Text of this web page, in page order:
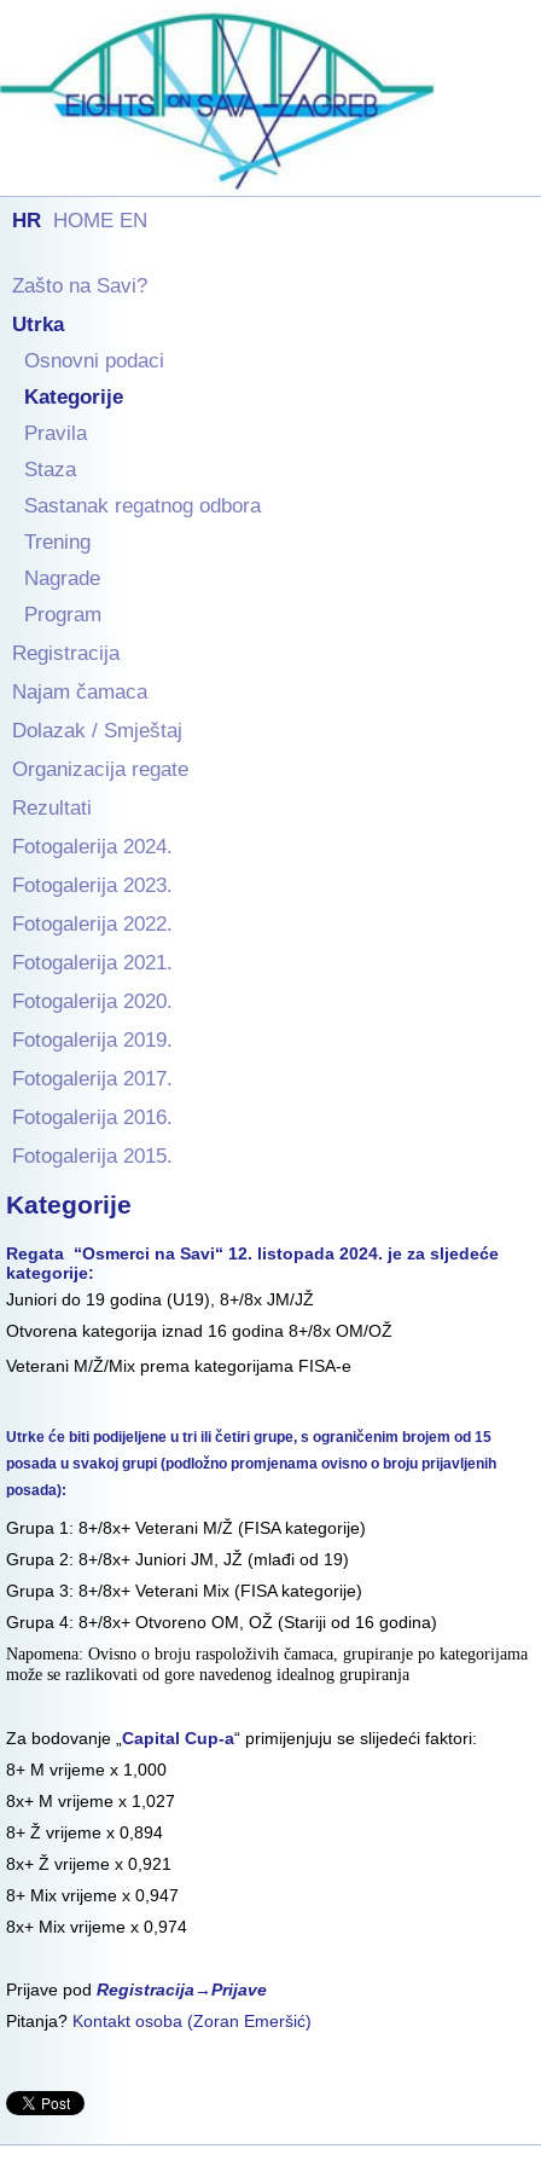
HR HOME EN
Zašto na Savi?
Utrka
Osnovni podaci
Kategorije
Pravila
Staza
Sastanak regatnog odbora
Trening
Nagrade
Program
Registracija
Najam čamaca
Dolazak / Smještaj
Organizacija regate
Rezultati
Fotogalerija 2024.
Fotogalerija 2023.
Fotogalerija 2022.
Fotogalerija 2021.
Fotogalerija 2020.
Fotogalerija 2019.
Fotogalerija 2017.
Fotogalerija 2016.
Fotogalerija 2015.
Kategorije
Regata “Osmerci na Savi“ 12. listopada 2024. je za sljedeće
kategorije:
Juniori do 19 godina (U19), 8+/8x JM/JŽ
Otvorena kategorija iznad 16 godina 8+/8x OM/OŽ
Veterani M/Ž/Mix prema kategorijama FISA-e
Utrke će biti podijeljene u tri ili četiri grupe, s ograničenim brojem od 15
posada u svakoj grupi (podložno promjenama ovisno o broju prijavljenih
posada):
Grupa 1: 8+/8x+ Veterani M/Ž (FISA kategorije)
Grupa 2: 8+/8x+ Juniori JM, JŽ (mlađi od 19)
Grupa 3: 8+/8x+ Veterani Mix (FISA kategorije)
Grupa 4: 8+/8x+ Otvoreno OM, OŽ (Stariji od 16 godina)
Napomena: Ovisno o broju raspoloživih čamaca, grupiranje po kategorijama
može se razlikovati od gore navedenog idealnog grupiranja
Za bodovanje „ Capital Cup-a“ primijenjuju se slijedeći faktori:
8+ M vrijeme x 1,000
8x+ M vrijeme x 1,027
8+ Ž vrijeme x 0,894
8x+ Ž vrijeme x 0,921
8+ Mix vrijeme x 0,947
8x+ Mix vrijeme x 0,974
Prijave pod Registracija→Prijave
Pitanja? Kontakt osoba (Zoran Emeršić)